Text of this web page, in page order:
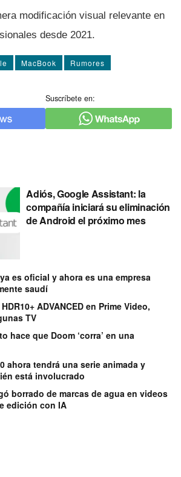
modificación visual relevante en
desde 2021.
MacBook Rumores
Suscríbete en:
Adiós, Google Assistant: la
compañía iniciará su eliminación
de Android el próximo mes
es oficial y ahora es una empresa
saudí
ADVANCED en Prime Video,
TV
hace que Doom ‘corra’ en una
ahora tendrá una serie animada y
está involucrado
borrado de marcas de agua en videos
edición con IA